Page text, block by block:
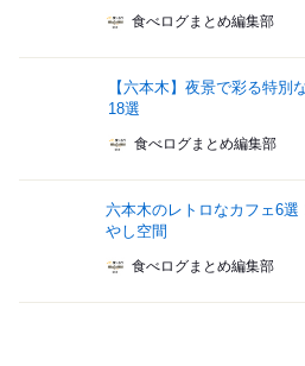
食べログまとめ編集部
【六本木】夜景で彩る特別
18選
食べログまとめ編集部
六本木のレトロなカフェ6
やし空間
食べログまとめ編集部